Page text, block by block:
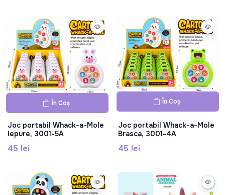
În Coș
Joc portabil Whack-a-Mole
Iepure, 3001-5A
45 lei
În Coș
Joc portabil Whack-a-Mole
Brasca, 3001-4A
45 lei